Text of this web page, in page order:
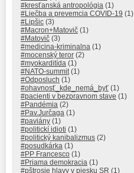
#kresťanská antropológia (1)
#Liečba a prevemcia COVID-19 (1)
#Lipšic (3)
#Macron+Matovič (1)
#Matovič (3)
#medicina-kriminalna (1)
#mocenský teror (2)
#myokarditída (1)
#NATO-summit (1)
#Odposluch (1)
#ohavnosť_kde_nemá_byť (1)
#pacienti v bezpravnom stave (1)
#Pandémia (2)
#Pav.Jurčaga (1)
#paviány (1)
#politickí idioti (1)
#politický kanibalizmus (2)
#posudkárka (1)
#PP Francesco (1)
#Priama demokracia (1)
#pštrosie hlavy v piesku SR (1)